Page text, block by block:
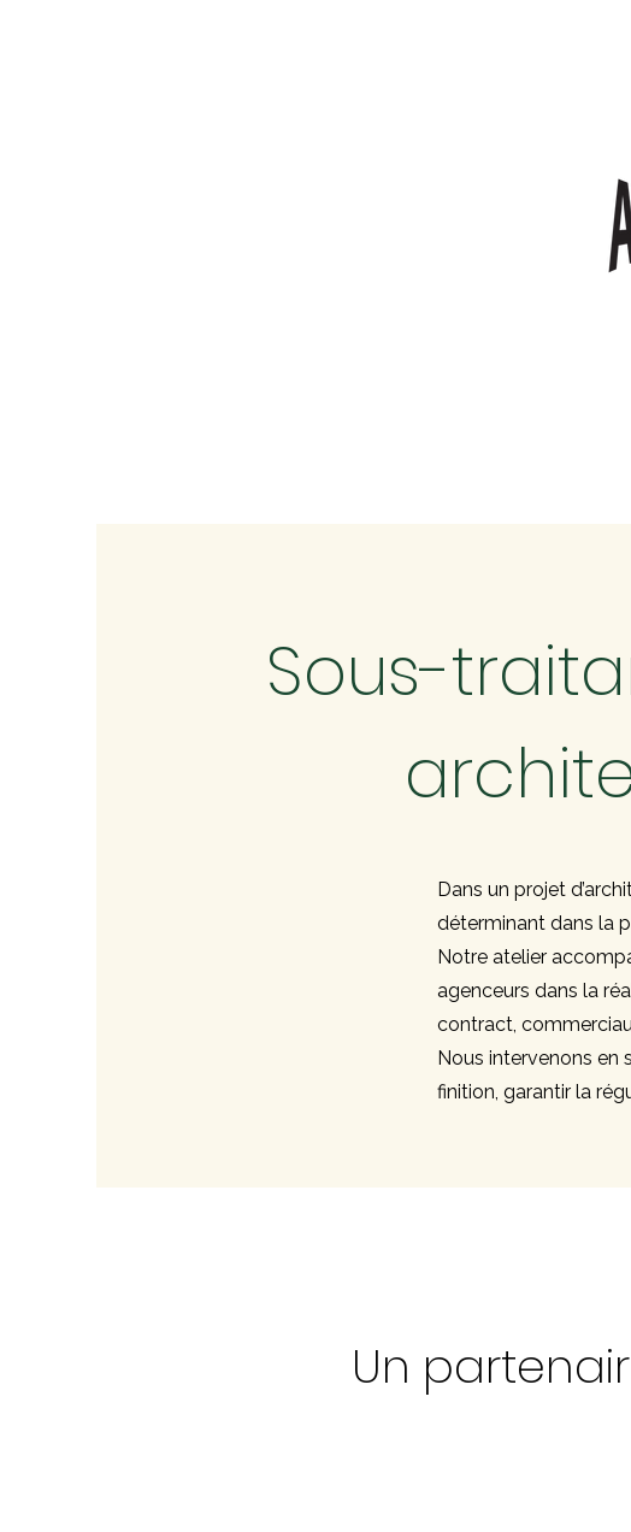
Sous-
Dans un projet
déterminant dans la
Notre atelier
agenceurs dans la
contract,
Nous intervenons en
finition, garantir la
Un